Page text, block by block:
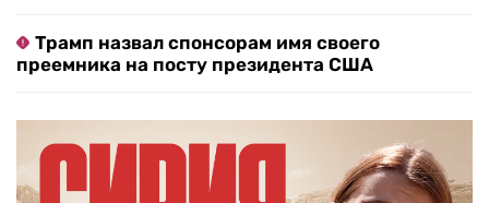
Трамп назвал спонсорам имя своего
преемника на посту президента США